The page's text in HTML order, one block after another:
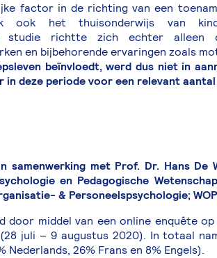
factor in de richting van een
ook het thuisonderwijs van
studie richtte zich echter alleen
en bijbehorende ervaringen zoals
beïnvloedt, werd dus niet in
deze periode voor een relevant
samenwerking met Prof. Dr. Hans De
en Pedagogische
& Personeelspsychologie;
door middel van een online enquête
juli – 9 augustus 2020). In totaal
Nederlands, 26% Frans en 8% Engels).